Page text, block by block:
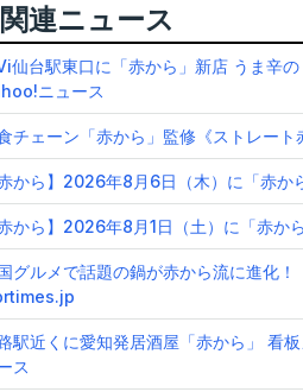
連ニュース
仙台駅東口に「赤から」新店 うま辛
ニュース
チェーン「赤から」監修《ストレー
赤から】2026年8月6日（木）に「赤
赤から】2026年8月1日（土）に「赤
グルメで話題の鍋が赤から流に進化
駅近くに愛知発居酒屋「赤から」 看
ス